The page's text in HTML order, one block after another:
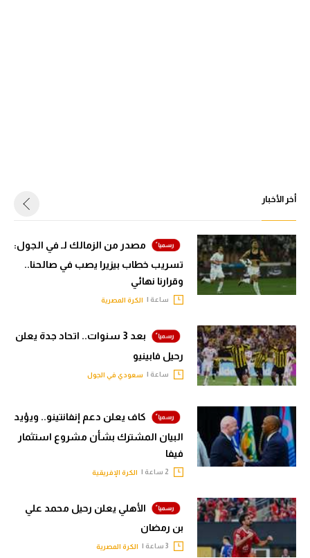
أخر الأخبار
مصدر من الزمالك لـ في الجول:
تسريب خطاب بيزيرا يصب في صالحنا..
وقرارنا نهائي
ساعة | الكرة المصرية
بعد 3 سنوات.. اتحاد جدة يعلن
رحيل فابينيو
ساعة | سعودي في الجول
كاف يعلن دعم إنفانتينو.. ويؤيد
البيان المشترك بشأن مشروع استثمار
فيفا
الكرة الإفريقية
الأهلي يعلن رحيل محمد علي
بن رمضان
الكرة المصرية